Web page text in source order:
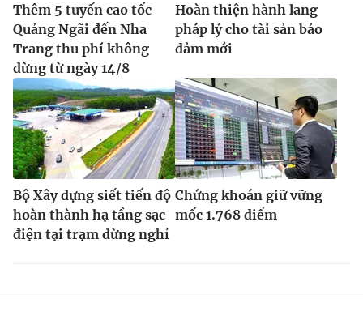
Thêm 5 tuyến cao tốc
Quảng Ngãi đến Nha
Trang thu phí không
dừng từ ngày 14/8
Hoàn thiện hành lang
pháp lý cho tài sản bảo
đảm mới
Bộ Xây dựng siết tiến độ
hoàn thành hạ tầng sạc
điện tại trạm dừng nghỉ
Chứng khoán giữ vững
mốc 1.768 điểm